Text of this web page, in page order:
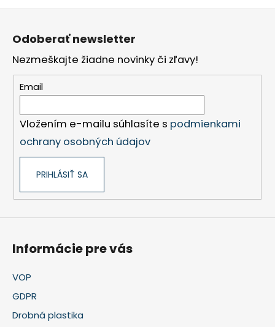
i
e
r
v
k
y
v
u
v
e
Z
Odoberať newsletter
Nezmeškajte žiadne novinky či zľavy!
Email
Vložením e-mailu súhlasíte s podmienkami
ochrany osobných údajov
PRIHLÁSIŤ SA
Informácie pre vás
VOP
GDPR
Drobná plastika